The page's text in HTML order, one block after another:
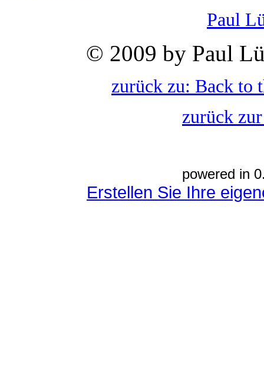
Paul
© 2009 by Paul
zurück zu: Back to
zurück
powered in
Erstellen Sie Ihre